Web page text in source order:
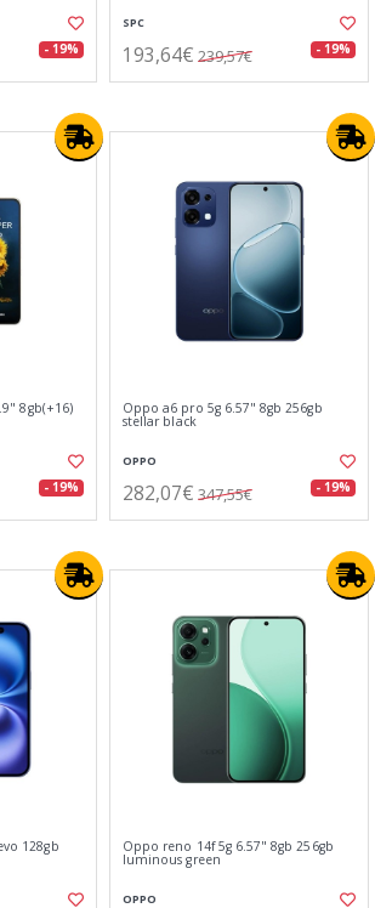
- 19%
SPC
193,64€ 239,57€ - 19%
8gb(+16)
- 19%
Oppo a6 pro 5g 6.57" 8gb 256gb
stellar black
OPPO
282,07€ 347,55€ - 19%
128gb Oppo reno 14f 5g 6.57" 8gb 256gb
luminous green
OPPO